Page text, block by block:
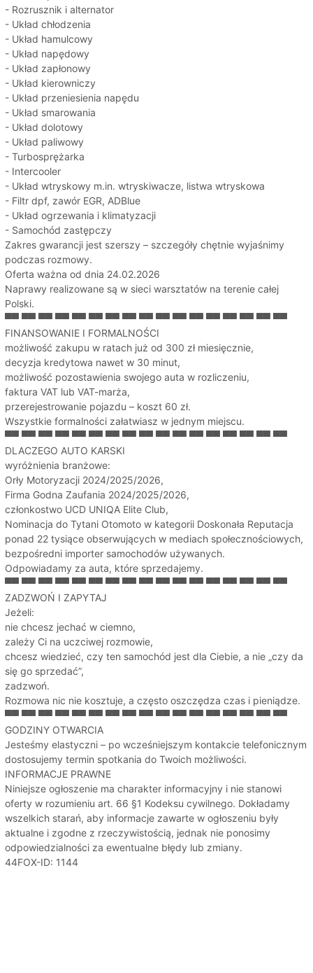
- Rozrusznik i alternator
- Układ chłodzenia
- Układ hamulcowy
- Układ napędowy
- Układ zapłonowy
- Układ kierowniczy
- Układ przeniesienia napędu
- Układ smarowania
- Układ dolotowy
- Układ paliwowy
- Turbosprężarka
- Intercooler
- Układ wtryskowy m.in. wtryskiwacze, listwa wtryskowa
- Filtr dpf, zawór EGR, ADBlue
- Układ ogrzewania i klimatyzacji
- Samochód zastępczy
Zakres gwarancji jest szerszy – szczegóły chętnie wyjaśnimy
podczas rozmowy.
Oferta ważna od dnia 24.02.2026
Naprawy realizowane są w sieci warsztatów na terenie całej
Polski.
▀▀ ▀▀ ▀▀ ▀▀ ▀▀ ▀▀ ▀▀ ▀▀ ▀▀ ▀▀ ▀▀ ▀▀ ▀▀ ▀▀ ▀▀ ▀▀ ▀▀
FINANSOWANIE I FORMALNOŚCI
możliwość zakupu w ratach już od 300 zł miesięcznie,
decyzja kredytowa nawet w 30 minut,
możliwość pozostawienia swojego auta w rozliczeniu,
faktura VAT lub VAT-marża,
przerejestrowanie pojazdu – koszt 60 zł.
Wszystkie formalności załatwiasz w jednym miejscu.
▀▀ ▀▀ ▀▀ ▀▀ ▀▀ ▀▀ ▀▀ ▀▀ ▀▀ ▀▀ ▀▀ ▀▀ ▀▀ ▀▀ ▀▀ ▀▀ ▀▀
DLACZEGO AUTO KARSKI
wyróżnienia branżowe:
Orły Motoryzacji 2024/2025/2026,
Firma Godna Zaufania 2024/2025/2026,
członkostwo UCD UNIQA Elite Club,
Nominacja do Tytani Otomoto w kategorii Doskonała Reputacja
ponad 22 tysiące obserwujących w mediach społecznościowych,
bezpośredni importer samochodów używanych.
Odpowiadamy za auta, które sprzedajemy.
▀▀ ▀▀ ▀▀ ▀▀ ▀▀ ▀▀ ▀▀ ▀▀ ▀▀ ▀▀ ▀▀ ▀▀ ▀▀ ▀▀ ▀▀ ▀▀ ▀▀
ZADZWOŃ I ZAPYTAJ
Jeżeli:
nie chcesz jechać w ciemno,
zależy Ci na uczciwej rozmowie,
chcesz wiedzieć, czy ten samochód jest dla Ciebie, a nie „czy da
się go sprzedać”,
zadzwoń.
Rozmowa nic nie kosztuje, a często oszczędza czas i pieniądze.
▀▀ ▀▀ ▀▀ ▀▀ ▀▀ ▀▀ ▀▀ ▀▀ ▀▀ ▀▀ ▀▀ ▀▀ ▀▀ ▀▀ ▀▀ ▀▀ ▀▀
GODZINY OTWARCIA
Jesteśmy elastyczni – po wcześniejszym kontakcie telefonicznym
dostosujemy termin spotkania do Twoich możliwości.
INFORMACJE PRAWNE
Niniejsze ogłoszenie ma charakter informacyjny i nie stanowi
oferty w rozumieniu art. 66 §1 Kodeksu cywilnego. Dokładamy
wszelkich starań, aby informacje zawarte w ogłoszeniu były
aktualne i zgodne z rzeczywistością, jednak nie ponosimy
odpowiedzialności za ewentualne błędy lub zmiany.
44FOX-ID: 1144